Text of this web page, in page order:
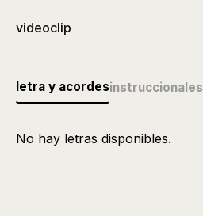
videoclip
letra y acordesinstruccionales
No hay letras disponibles.